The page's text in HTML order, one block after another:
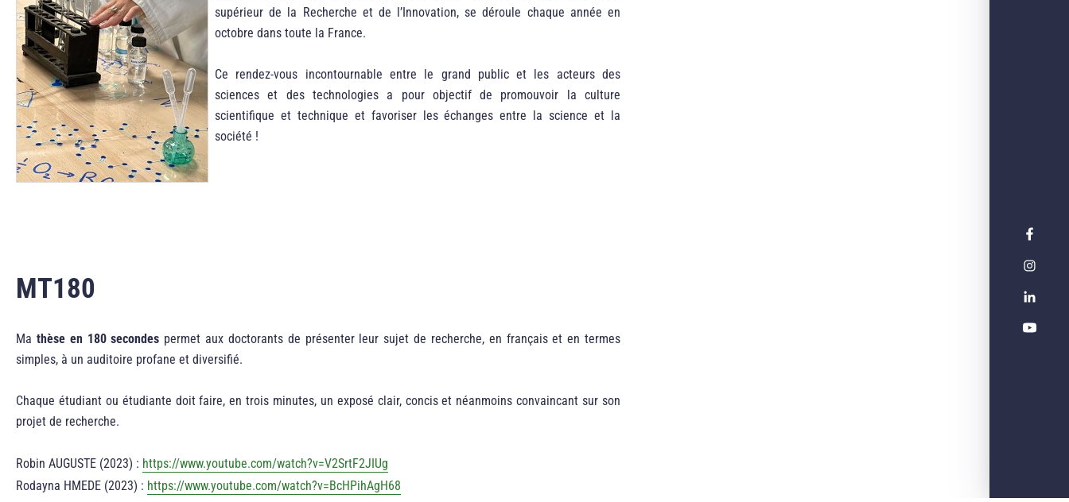
supérieur de la Recherche et de l’Innovation, se déroule chaque année en
octobre dans toute la France.
Ce rendez-vous incontournable entre le grand public et les acteurs des
sciences et des technologies a pour objectif de promouvoir la culture
scientifique et technique et favoriser les échanges entre la science et la
société !
MT180
Ma thèse en 180 secondes permet aux doctorants de présenter leur sujet de recherche, en français et en termes
simples, à un auditoire profane et diversifié.
Chaque étudiant ou étudiante doit faire, en trois minutes, un exposé clair, concis et néanmoins convaincant sur son
projet de recherche.
Robin AUGUSTE (2023) : https://www.youtube.com/watch?v=V2SrtF2JIUg
Rodayna HMEDE (2023) : https://www.youtube.com/watch?v=BcHPihAgH68